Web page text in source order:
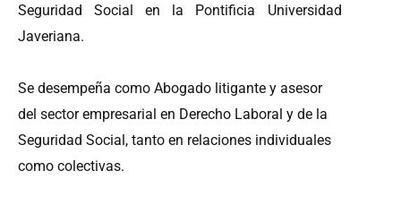
Seguridad Social en la Pontificia Universidad
Javeriana.
Se desempeña como Abogado litigante y asesor
del sector empresarial en Derecho Laboral y de la
Seguridad Social, tanto en relaciones individuales
como colectivas.